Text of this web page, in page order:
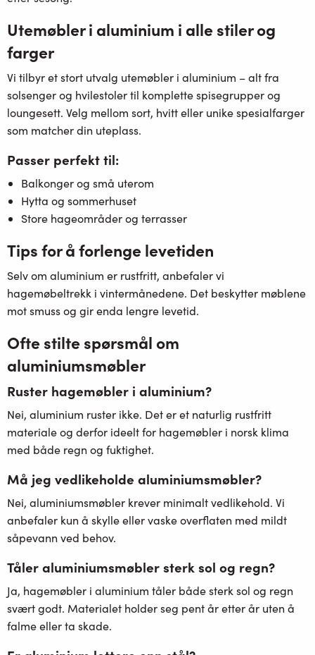
Utemøbler i aluminium i alle stiler og
farger
Vi tilbyr et stort utvalg utemøbler i aluminium – alt fra
solsengerog hvilestoler til komplettespisegrupperog
loungesett. Velg mellom sort, hvitt eller unike spesialfarger
som matcher din uteplass.
Passer perfekt til:
Balkonger og små uterom
Hytta og sommerhuset
Store hageområder og terrasser
Tips for å forlenge levetiden
Selv om aluminium er rustfritt, anbefaler vi
hagemøbeltrekk i vintermånedene. Det beskytter møblene
mot smuss og gir enda lengre levetid.
Ofte stilte spørsmål om
aluminiumsmøbler
Ruster hagemøbler i aluminium?
Nei, aluminium ruster ikke. Det er et naturlig rustfritt
materiale og derfor ideelt for hagemøbler i norsk klima
med både regn og fuktighet.
Må jeg vedlikeholde aluminiumsmøbler?
Nei, aluminiumsmøbler krever minimalt vedlikehold. Vi
anbefaler kun å skylle eller vaske overflaten med mildt
såpevann ved behov.
Tåler aluminiumsmøbler sterk sol og regn?
Ja, hagemøbler i aluminium tåler både sterk sol og regn
svært godt. Materialet holder seg pent år etter år uten å
falme eller ta skade.